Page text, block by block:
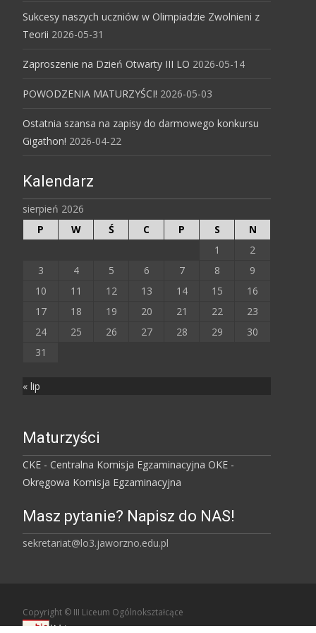
Sukcesy naszych uczniów w Olimpiadzie Zwolnieni z
Teorii 2026-05-31
Zaproszenie na Dzień Otwarty III LO 2026-05-14
POWODZENIA MATURZYŚCI! 2026-05-03
Ostatnia szansa na zapisy do darmowego konkursu
Gigathon! 2026-04-22
Kalendarz
sierpień 2026
P
W Ś C P S
N
1
2
3
4 5 6 7 8
9
10
11 12 13 14 15
16
17
18 19 20 21 22
23
24
25 26 27 28 29
30
31
« lip
Maturzyści
CKE - Centralna Komisja Egzaminacyjna OKE -
Okręgowa Komisja Egzaminacyjna
Masz pytanie? Napisz do NAS!
sekretariat@lo3.jaworzno.edu.pl
Copyright © III Liceum Ogólnokształcące